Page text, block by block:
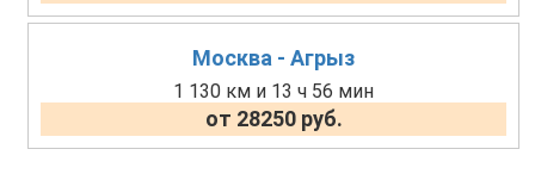
Москва - Агрыз
1 130 км и 13 ч 56 мин
от 28250 руб.